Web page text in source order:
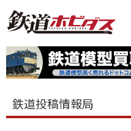
鉄道投稿情報局